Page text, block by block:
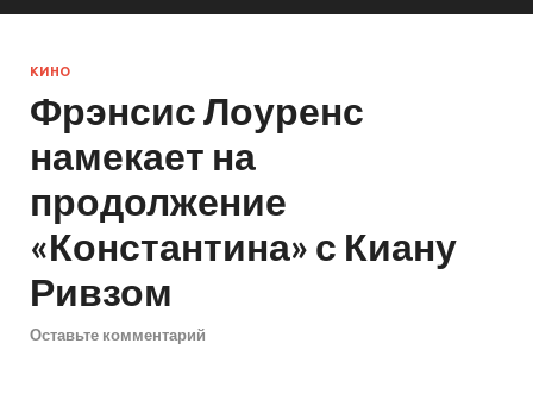
КИНО
Фрэнсис Лоуренс
намекает на
продолжение
«Константина» с Киану
Ривзом
Оставьте комментарий